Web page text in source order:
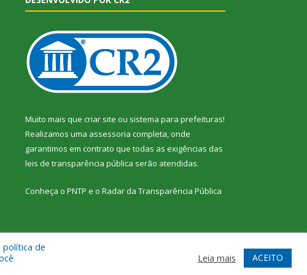
Muito mais que criar site ou sistema para prefeituras!
Realizamos uma assessoria completa, onde
garantimos em contrato que todas as exigências das
leis de transparência pública serão atendidas.
Conheça o PNTP e o Radar da Transparência Pública
do Site Acessar Webmail
política de
Leia mais ACEITO